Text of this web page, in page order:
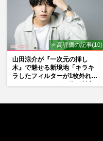
⭐ 高評価の記事(10)
山田涼介が『一次元の挿し
木』で魅せる新境地「キラキ
ラしたフィルターが1枚外れて